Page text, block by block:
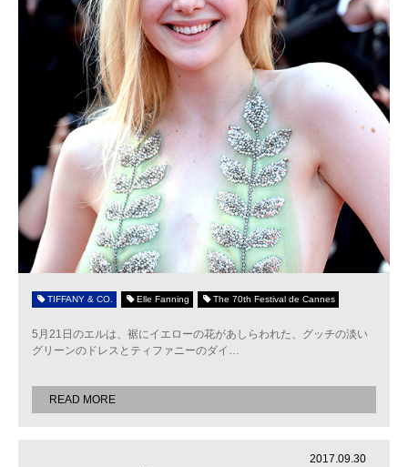
TIFFANY & CO. Elle Fanning The 70th Festival de Cannes
5月21日のエルは、裾にイエローの花があしらわれた、グッチの淡い
グリーンのドレスとティファニーのダイ …
READ MORE
2017.09.30